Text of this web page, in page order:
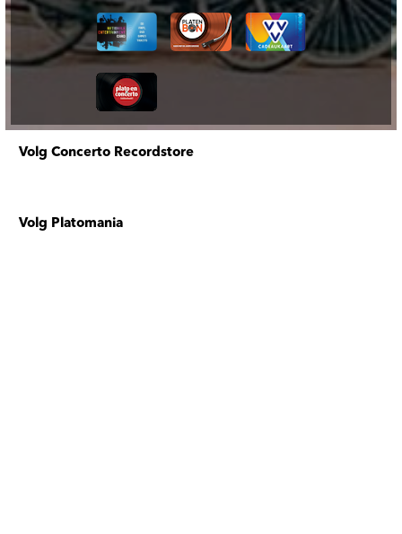
Volg Concerto Recordstore
Volg Platomania